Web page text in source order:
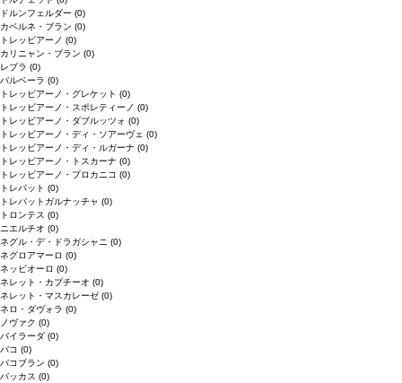
ドルンフェルダー (0)
カベルネ・ブラン (0)
トレッビアーノ (0)
カリニャン・ブラン (0)
レブラ (0)
バルベーラ (0)
トレッビアーノ・グレケット (0)
トレッビアーノ・スポレティーノ (0)
トレッビアーノ・ダブルッツォ (0)
トレッビアーノ・ディ・ソアーヴェ (0)
トレッビアーノ・ディ・ルガーナ (0)
トレッビアーノ・トスカーナ (0)
トレッビアーノ・プロカニコ (0)
トレパット (0)
トレパットガルナッチャ (0)
トロンテス (0)
ニエルチオ (0)
ネグル・デ・ドラガシャニ (0)
ネグロアマーロ (0)
ネッビオーロ (0)
ネレット・カプチーオ (0)
ネレット・マスカレーゼ (0)
ネロ・ダヴォラ (0)
ノヴァク (0)
バイラーダ (0)
バコ (0)
バコブラン (0)
バッカス (0)